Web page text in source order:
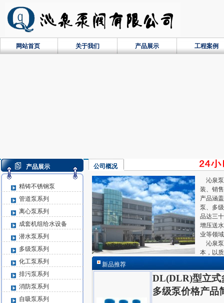
网站首页 关于我们 产品展示 工程案例
产品展示
精铸不锈钢泵
管道泵系列
离心泵系列
成套机组给水设备
潜水泵系列
多级泵系列
化工泵系列
排污泵系列
消防泵系列
自吸泵系列
公司概况
沁泉泵
装、销
产品涵
泵、多
品达三
增压送
业等领
沁泉泵
本，以
新品推荐
DL(DLR)型立式
多级泵价格产品